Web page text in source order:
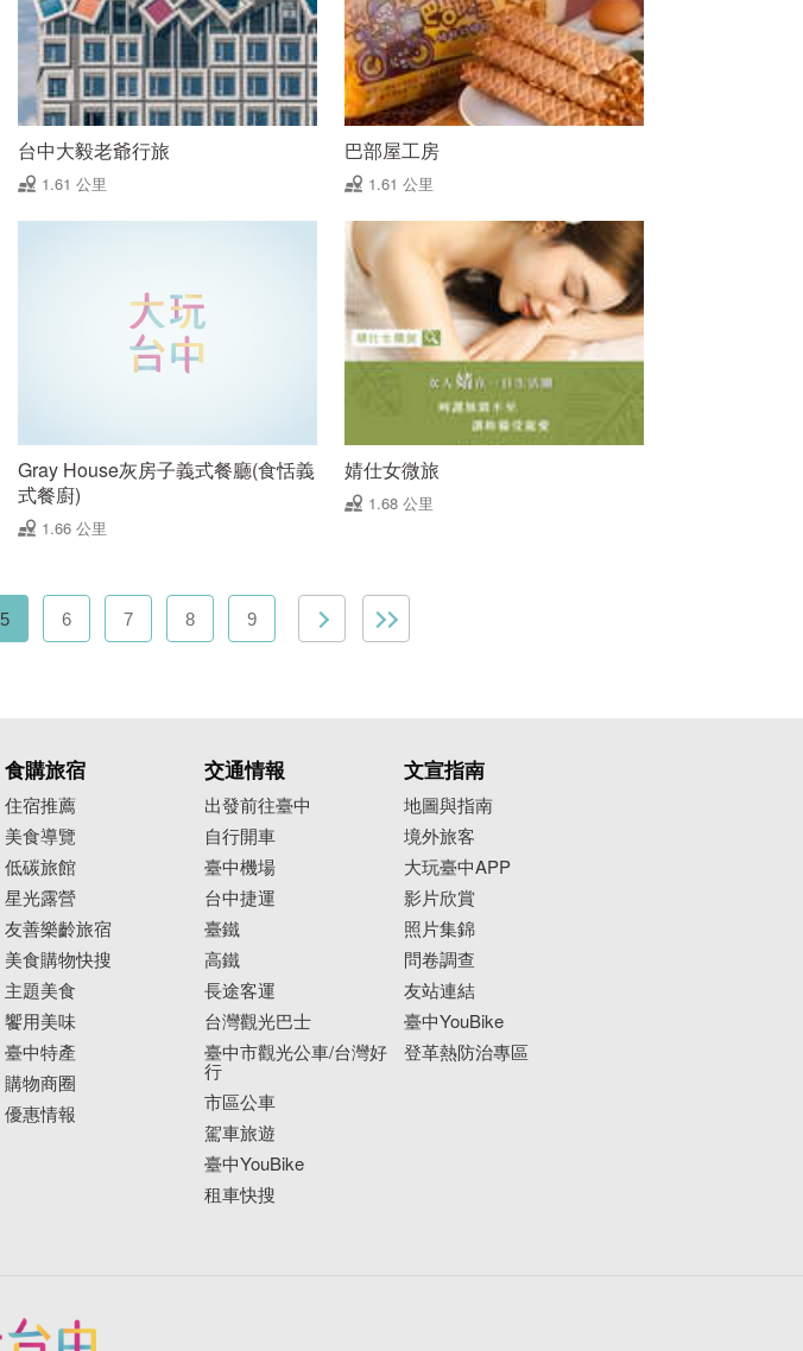
台中大毅老爺行旅
1.61 公里
巴部屋工房
1.61 公里
Gray House灰房子義式餐廳(食恬義
式餐廚)
1.66 公里
婧仕女微旅
1.68 公里
5 6 7 8 9
食購旅宿
住宿推薦
美食導覽
低碳旅館
星光露營
友善樂齡旅宿
美食購物快搜
主題美食
饗用美味
臺中特產
購物商圈
優惠情報
交通情報
出發前往臺中
自行開車
臺中機場
台中捷運
臺鐵
高鐵
長途客運
台灣觀光巴士
臺中市觀光公車/台灣好
行
市區公車
駕車旅遊
臺中YouBike
租車快搜
文宣指南
地圖與指南
境外旅客
大玩臺中APP
影片欣賞
照片集錦
問卷調查
友站連結
臺中YouBike
登革熱防治專區